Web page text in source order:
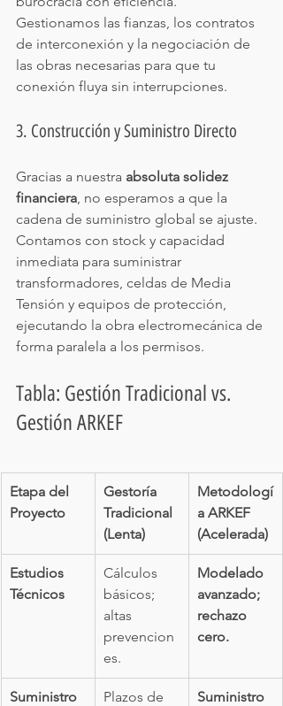
Gestionamos las fianzas, los contratos
de interconexión y la negociación de
las obras necesarias para que tu
conexión fluya sin interrupciones.
3. Construcción y Suministro Directo
Gracias a nuestra absoluta solidez
financiera, no esperamos a que la
cadena de suministro global se ajuste.
Contamos con stock y capacidad
inmediata para suministrar
transformadores, celdas de Media
Tensión y equipos de protección,
ejecutando la obra electromecánica de
forma paralela a los permisos.
Tabla: Gestión Tradicional vs.
Gestión ARKEF
Etapa del
Proyecto
Gestoría
Tradicional
(Lenta)
Metodologí
a ARKEF
(Acelerada)
Estudios
Técnicos
Cálculos
básicos;
altas
prevencion
es.
Modelado
avanzado;
rechazo
cero.
Suministro
Plazos de
Suministro